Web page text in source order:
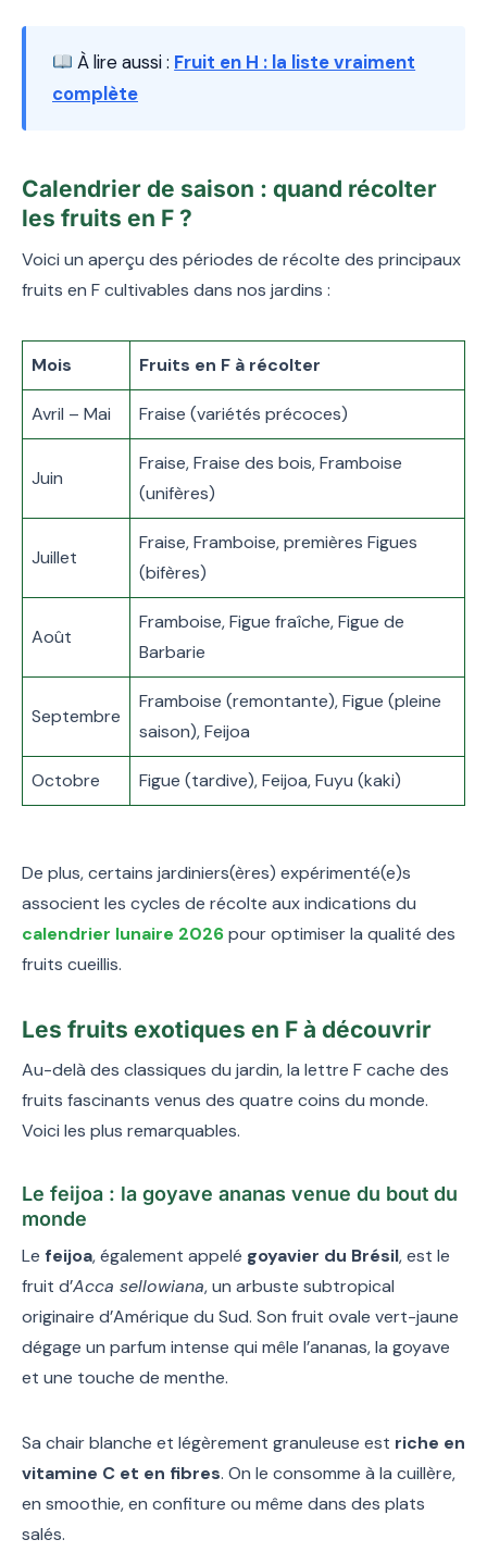
À lire aussi : Fruit en H : la liste vraiment
complète
Calendrier de saison : quand récolter
les fruits en F ?
Voici un aperçu des périodes de récolte des principaux
fruits en F cultivables dans nos jardins :
Mois Fruits en F à récolter
Avril – Mai Fraise (variétés précoces)
Juin
Fraise, Fraise des bois, Framboise
(unifères)
Juillet
Fraise, Framboise, premières Figues
(bifères)
Août
Framboise, Figue fraîche, Figue de
Barbarie
Septembre
Framboise (remontante), Figue (pleine
saison), Feijoa
Octobre Figue (tardive), Feijoa, Fuyu (kaki)
De plus, certains jardiniers(ères) expérimenté(e)s
associent les cycles de récolte aux indications du
calendrier lunaire 2026pour optimiser la qualité des
fruits cueillis.
Les fruits exotiques en F à découvrir
Au-delà des classiques du jardin, la lettre F cache des
fruits fascinants venus des quatre coins du monde.
Voici les plus remarquables.
Le feijoa : la goyave ananas venue du bout du
monde
Le feijoa, également appelé goyavier du Brésil, est le
fruit d’Acca sellowiana, un arbuste subtropical
originaire d’Amérique du Sud. Son fruit ovale vert-jaune
dégage un parfum intense qui mêle l’ananas, la goyave
et une touche de menthe.
Sa chair blanche et légèrement granuleuse est riche en
vitamine C et en fibres. On le consomme à la cuillère,
en smoothie, en confiture ou même dans des plats
salés.